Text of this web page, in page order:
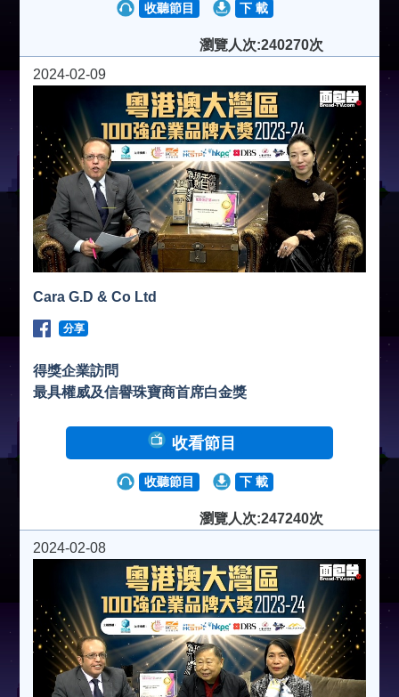
收聽節目 下 載
瀏覽人次:240270次
2024-02-09
Cara G.D & Co Ltd
分享
得獎企業訪問
最具權威及信譽珠寶商首席白金獎
收看節目
收聽節目 下 載
瀏覽人次:247240次
2024-02-08